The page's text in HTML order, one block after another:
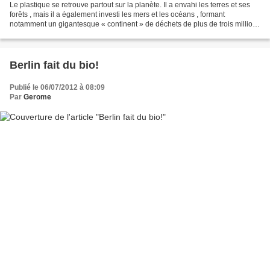
Le plastique se retrouve partout sur la planète. Il a envahi les terres et ses
forêts , mais il a également investi les mers et les océans , formant
notamment un gigantesque « continent » de déchets de plus de trois millions
Berlin fait du bio!
Publié le 06/07/2012 à 08:09
Par Gerome